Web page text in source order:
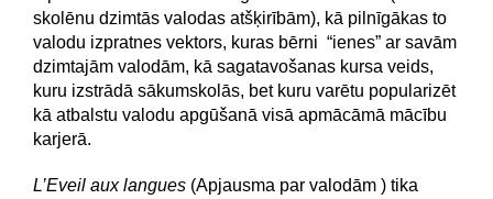
skolēnu dzimtās valodas atšķirībām), kā pilnīgākas to
valodu izpratnes vektors, kuras bērni “ienes” ar savām
dzimtajām valodām, kā sagatavošanas kursa veids,
kuru izstrādā sākumskolās, bet kuru varētu popularizēt
kā atbalstu valodu apgūšanā visā apmācāmā mācību
karjerā.
L’Eveil aux langues (Apjausma par valodām ) tika